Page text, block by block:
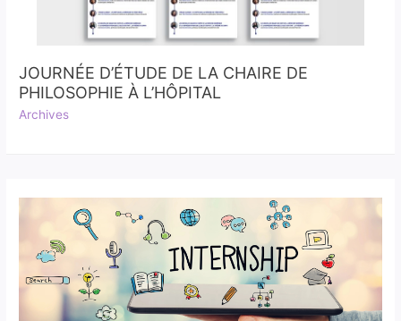
JOURNÉE D’ÉTUDE DE LA CHAIRE DE
PHILOSOPHIE À L’HÔPITAL
Archives